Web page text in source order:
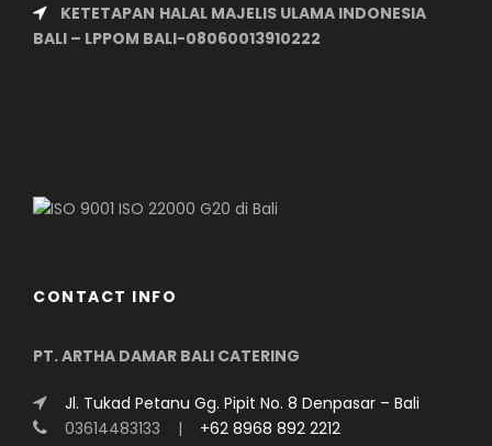
KETETAPAN HALAL MAJELIS ULAMA INDONESIA
BALI – LPPOM BALI-08060013910222
CONTACT INFO
PT. ARTHA DAMAR BALI CATERING
Jl. Tukad Petanu Gg. Pipit No. 8 Denpasar – Bali
03614483133 | +62 8968 892 2212